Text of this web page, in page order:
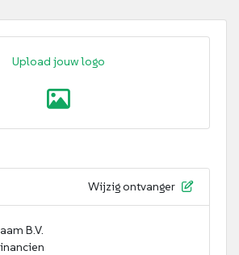
Upload jouw logo
Wijzig ontvanger
B.V.